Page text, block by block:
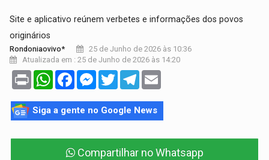
Site e aplicativo reúnem verbetes e informações dos povos
originários
Rondoniaovivo*
25 de Junho de 2026 às 10:36
Atualizada em : 25 de Junho de 2026 às 14:20
Print WhatsAppFacebookMessenger
TwitterTelegram
Siga a gente no Google News
Compartilhar no Whatsapp